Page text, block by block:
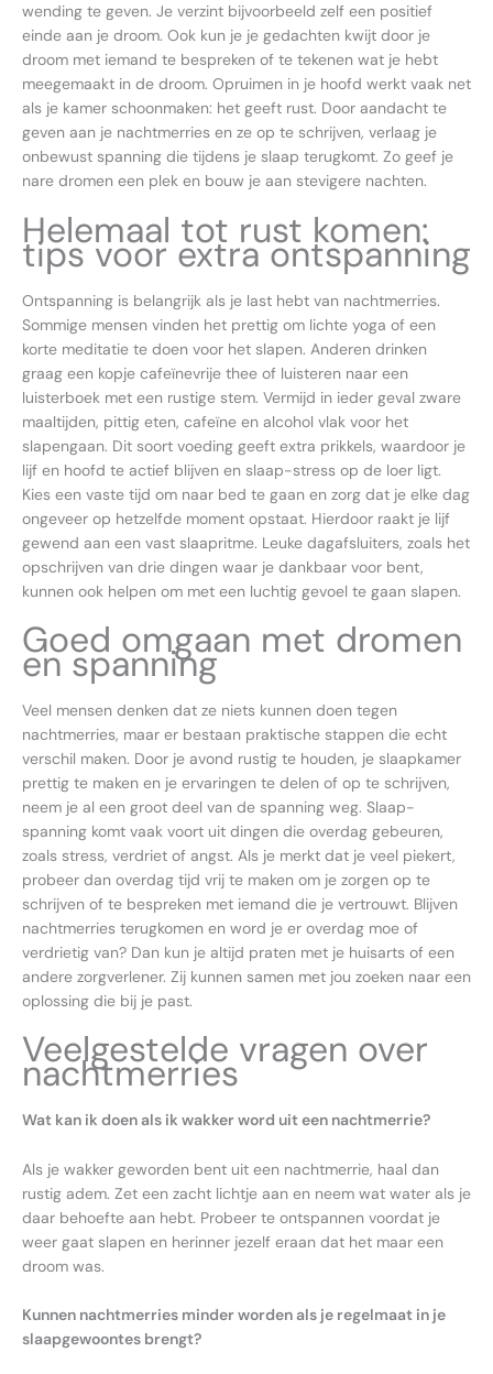
wending te geven. Je verzint bijvoorbeeld zelf een positief
einde aan je droom. Ook kun je je gedachten kwijt door je
droom met iemand te bespreken of te tekenen wat je hebt
meegemaakt in de droom. Opruimen in je hoofd werkt vaak net
als je kamer schoonmaken: het geeft rust. Door aandacht te
geven aan je nachtmerries en ze op te schrijven, verlaag je
onbewust spanning die tijdens je slaap terugkomt. Zo geef je
nare dromen een plek en bouw je aan stevigere nachten.
Helemaal tot rust komen:
tips voor extra ontspanning
Ontspanning is belangrijk als je last hebt van nachtmerries.
Sommige mensen vinden het prettig om lichte yoga of een
korte meditatie te doen voor het slapen. Anderen drinken
graag een kopje cafeïnevrije thee of luisteren naar een
luisterboek met een rustige stem. Vermijd in ieder geval zware
maaltijden, pittig eten, cafeïne en alcohol vlak voor het
slapengaan. Dit soort voeding geeft extra prikkels, waardoor je
lijf en hoofd te actief blijven en slaap-stress op de loer ligt.
Kies een vaste tijd om naar bed te gaan en zorg dat je elke dag
ongeveer op hetzelfde moment opstaat. Hierdoor raakt je lijf
gewend aan een vast slaapritme. Leuke dagafsluiters, zoals het
opschrijven van drie dingen waar je dankbaar voor bent,
kunnen ook helpen om met een luchtig gevoel te gaan slapen.
Goed omgaan met dromen
en spanning
Veel mensen denken dat ze niets kunnen doen tegen
nachtmerries, maar er bestaan praktische stappen die echt
verschil maken. Door je avond rustig te houden, je slaapkamer
prettig te maken en je ervaringen te delen of op te schrijven,
neem je al een groot deel van de spanning weg. Slaap-
spanning komt vaak voort uit dingen die overdag gebeuren,
zoals stress, verdriet of angst. Als je merkt dat je veel piekert,
probeer dan overdag tijd vrij te maken om je zorgen op te
schrijven of te bespreken met iemand die je vertrouwt. Blijven
nachtmerries terugkomen en word je er overdag moe of
verdrietig van? Dan kun je altijd praten met je huisarts of een
andere zorgverlener. Zij kunnen samen met jou zoeken naar een
oplossing die bij je past.
Veelgestelde vragen over
nachtmerries
Wat kan ik doen als ik wakker word uit een nachtmerrie?
Als je wakker geworden bent uit een nachtmerrie, haal dan
rustig adem. Zet een zacht lichtje aan en neem wat water als je
daar behoefte aan hebt. Probeer te ontspannen voordat je
weer gaat slapen en herinner jezelf eraan dat het maar een
droom was.
Kunnen nachtmerries minder worden als je regelmaat in je
slaapgewoontes brengt?